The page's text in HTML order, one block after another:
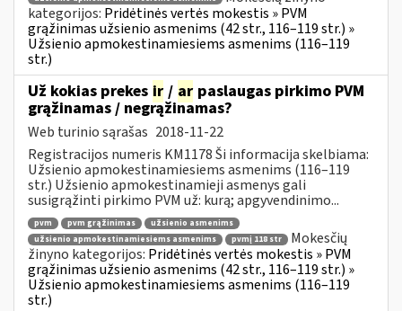
kategorijos: Pridėtinės vertės mokestis » PVM
grąžinimas užsienio asmenims (42 str., 116–119 str.) »
Užsienio apmokestinamiesiems asmenims (116–119
str.)
Už kokias prekes ir / ar paslaugas pirkimo PVM
grąžinamas / negrąžinamas?
Web turinio sąrašas 2018-11-22
Registracijos numeris KM1178 Ši informacija skelbiama:
Užsienio apmokestinamiesiems asmenims (116–119
str.) Užsienio apmokestinamieji asmenys gali
susigrąžinti pirkimo PVM už: kurą; apgyvendinimo...
pvm pvm grąžinimas
užsienio asmenims
užsienio apmokestinamiesiems asmenims
pvmį 118 str
Mokesčių
žinyno kategorijos: Pridėtinės vertės mokestis » PVM
grąžinimas užsienio asmenims (42 str., 116–119 str.) »
Užsienio apmokestinamiesiems asmenims (116–119
str.)